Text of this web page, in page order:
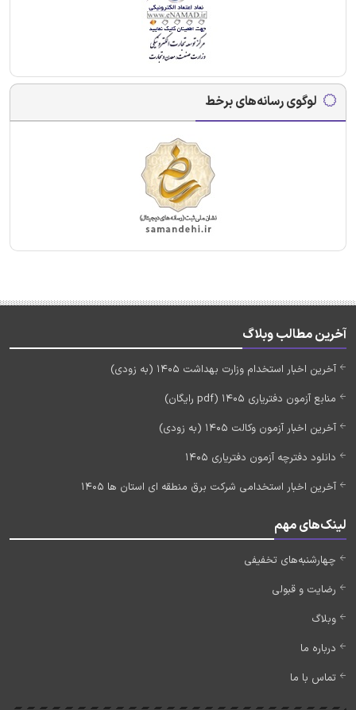
لوگوی رسانه‌های برخط
آخرین مطالب وبلاگ
آخرین اخبار استخدام وزارت بهداشت 1405 (به زودی)
منابع آزمون دفتریاری 1405 (pdf رایگان)
آخرین اخبار آزمون وکالت 1405 (به زودی)
دانلود دفترچه آزمون دفتریاری 1405
آخرین اخبار استخدامی شرکت برق منطقه ای استان ها 1405
لینک‌های مهم
چهارشنبه‌های تخفیفی
رضایت و قبولی
وبلاگ
درباره ما
تماس با ما